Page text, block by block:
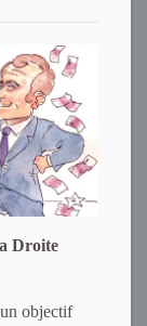
Droite
objectif